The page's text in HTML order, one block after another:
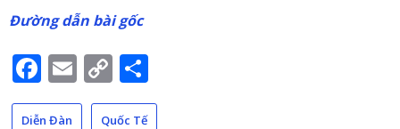
Đường dẫn bài gốc
Facebook
Email
Copy
Link
Diễn Đàn Quốc Tế